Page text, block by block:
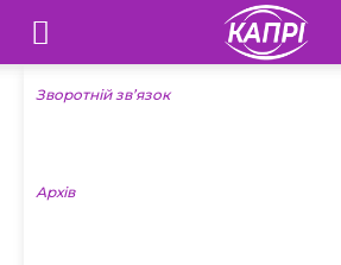
Телебачення
«Капрі»
Новини
Зворотній зв’язок
Архів